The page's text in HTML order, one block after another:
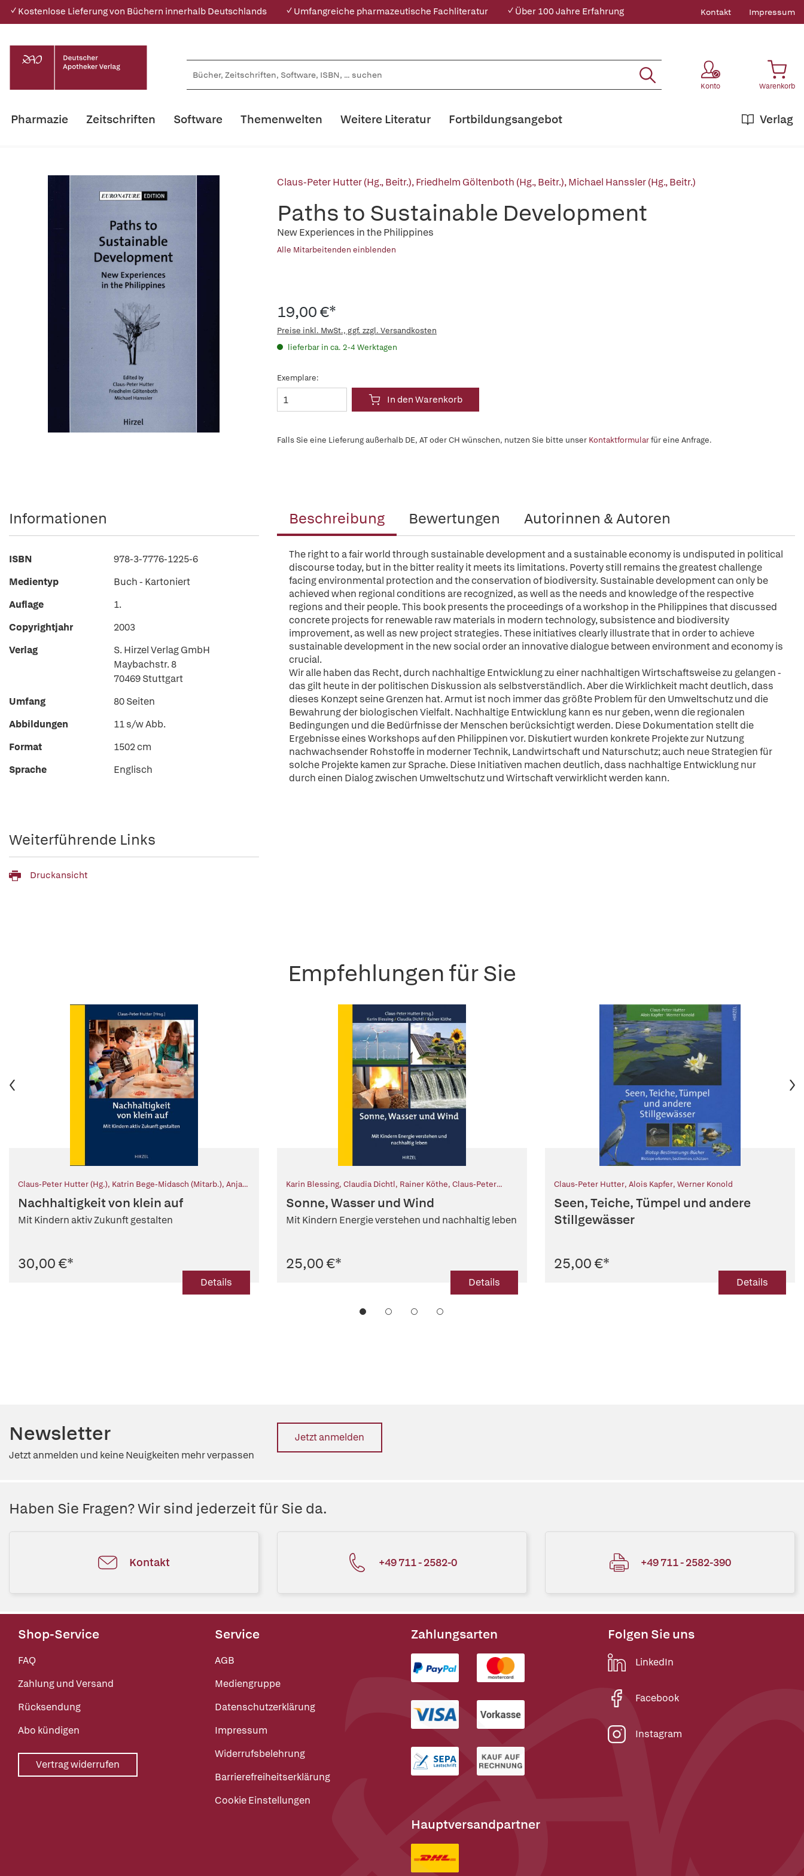
✓ Kostenlose Lieferung von Büchern innerhalb Deutschlands ✓ Umfangreiche pharmazeutische Fachliteratur ✓ Über 100 Jahre Erfahrung Kontakt Impressum
Konto Warenkorb
Pharmazie Zeitschriften Software Themenwelten Weitere Literatur Verlag
Fortbildungsangebot
Claus-Peter Hutter (Hg., Beitr.),Friedhelm Göltenboth (Hg., Beitr.),Michael Hanssler (Hg., Beitr.)
Paths to Sustainable Development
New Experiences in the Philippines
Alle Mitarbeitenden einblenden
19,00 €*
Preise inkl. MwSt., ggf. zzgl. Versandkosten
lieferbar in ca. 2-4 Werktagen
Exemplare:
In den Warenkorb
Falls Sie eine Lieferung außerhalb DE, AT oder CH wünschen, nutzen Sie bitte unser Kontaktformularfür eine Anfrage.
Beschreibung Bewertungen Autorinnen & Autoren
The right to a fair world through sustainable development and a sustainable economy is undisputed in political
discourse today, but in the bitter reality it meets its limitations. Poverty still remains the greatest challenge
facing environmental protection and the conservation of biodiversity. Sustainable development can only be
achieved when regional conditions are recognized, as well as the needs and knowledge of the respective
regions and their people. This book presents the proceedings of a workshop in the Philippines that discussed
concrete projects for renewable raw materials in modern technology, subsistence and biodiversity
improvement, as well as new project strategies. These initiatives clearly illustrate that in order to achieve
sustainable development in the new social order an innovative dialogue between environment and economy is
crucial.
Wir alle haben das Recht, durch nachhaltige Entwicklung zu einer nachhaltigen Wirtschaftsweise zu gelangen -
das gilt heute in der politischen Diskussion als selbstverständlich. Aber die Wirklichkeit macht deutlich, dass
dieses Konzept seine Grenzen hat. Armut ist noch immer das größte Problem für den Umweltschutz und die
Bewahrung der biologischen Vielfalt. Nachhaltige Entwicklung kann es nur geben, wenn die regionalen
Bedingungen und die Bedürfnisse der Menschen berücksichtigt werden. Diese Dokumentation stellt die
Ergebnisse eines Workshops auf den Philippinen vor. Diskutiert wurden konkrete Projekte zur Nutzung
nachwachsender Rohstoffe in moderner Technik, Landwirtschaft und Naturschutz; auch neue Strategien für
solche Projekte kamen zur Sprache. Diese Initiativen machen deutlich, dass nachhaltige Entwicklung nur
durch einen Dialog zwischen Umweltschutz und Wirtschaft verwirklicht werden kann.
Informationen
ISBN
978-3-7776-1225-6
Medientyp
Buch - Kartoniert
Auflage
1.
Copyrightjahr
2003
Verlag
S. Hirzel Verlag GmbH
Maybachstr. 8
70469 Stuttgart
Umfang
80 Seiten
Abbildungen
11 s/w Abb.
Format
1502 cm
Sprache
Englisch
Weiterführende Links
Druckansicht
Empfehlungen für Sie
Claus-Peter Hutter (Hg.), Katrin Bege-Midasch (Mitarb.), Anja
(Mitarb.),Ewa Paliocha (Mitarb.),Sabine Ratzel (Mitarb.)
Nachhaltigkeit von klein auf
Mit Kindern aktiv Zukunft gestalten
30,00 €*
Details
Karin Blessing, Claudia Dichtl, Rainer Köthe, Claus-Peter
Sonne, Wasser und Wind
Mit Kindern Energie verstehen und nachhaltig leben
25,00 €*
Details
Claus-Peter Hutter, Alois Kapfer, Werner Konold
Seen, Teiche, Tümpel und andere
Stillgewässer
25,00 €*
Details
Newsletter
Jetzt anmelden und keine Neuigkeiten mehr verpassen
Jetzt anmelden
Haben Sie Fragen? Wir sind jederzeit für Sie da.
Kontakt +49 711 - 2582-0 +49 711 - 2582-390
Shop-Service
FAQ
Zahlung und Versand
Rücksendung
Abo kündigen
Vertrag widerrufen
Service
AGB
Mediengruppe
Datenschutzerklärung
Impressum
Widerrufsbelehrung
Barrierefreiheitserklärung
Cookie Einstellungen
Zahlungsarten
Hauptversandpartner
Folgen Sie uns
LinkedIn
Facebook
Instagram